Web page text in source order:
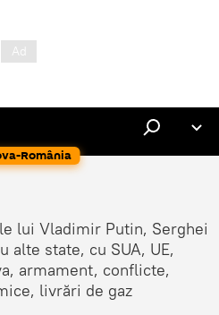
România
lui Vladimir Putin, Serghei
alte state, cu SUA, UE,
armament, conflicte,
livrări de gaz